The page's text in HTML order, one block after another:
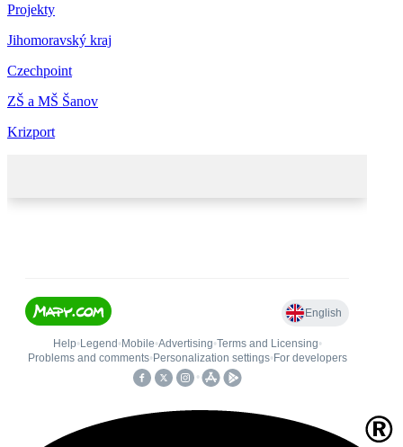
Projekty
Jihomoravský kraj
Czechpoint
ZŠ a MŠ Šanov
Krizport